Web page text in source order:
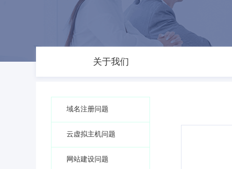
关于我们
域名注册问题
云虚拟主机问题
网站建设问题